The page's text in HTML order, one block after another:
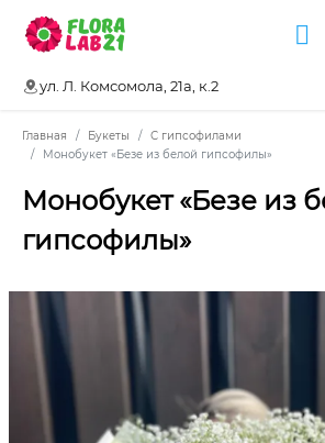
ул. Л. Комсомола, 21а, к.2
Главная Букеты
С гипсофилами
Монобукет «Безе из белой гипсофилы»
Монобукет «Безе из
гипсофилы»